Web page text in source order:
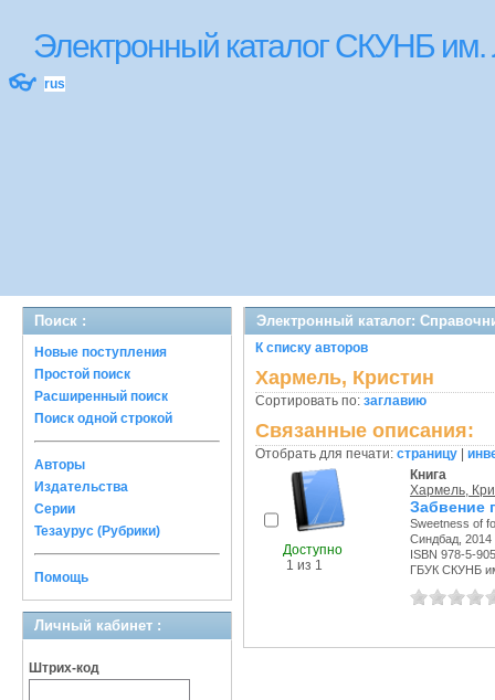
Электронный каталог СКУНБ
👓 rus
Поиск :
Новые поступления
Простой поиск
Расширенный поиск
Поиск одной строкой
Авторы
Издательства
Серии
Тезаурус (Рубрики)
Помощь
Личный кабинет :
Штрих-код
Электронный каталог:
К списку авторов
Хармель, Кристин
Сортировать по: заглавию
Связанные описания:
Отобрать для печати: страницу
Доступно
1 из 1
Книга
Хармель,
Забвение
Sweetness of
Синдбад, 2014
ISBN 978-5-
ГБУК СКУНБ